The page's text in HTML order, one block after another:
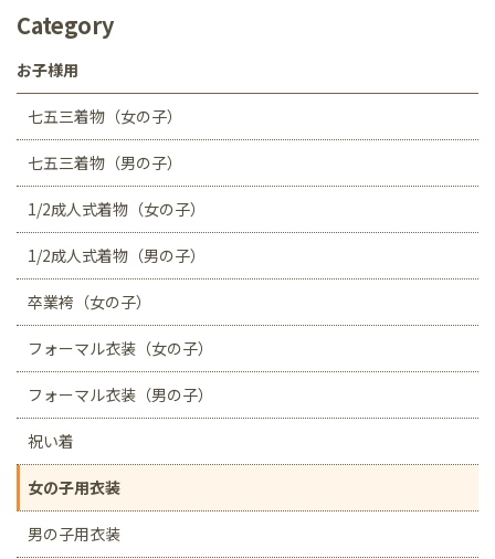
Category
お子様用
七五三着物（女の子）
七五三着物（男の子）
1/2成人式着物（女の子）
1/2成人式着物（男の子）
卒業袴（女の子）
フォーマル衣装（女の子）
フォーマル衣装（男の子）
祝い着
女の子用衣装
男の子用衣装